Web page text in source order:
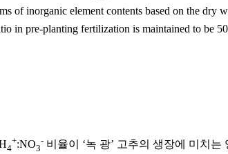
of inorganic element contents based on the
in pre-planting fertilization is maintained to be
4
+:NO3
- 비율이 ‘녹 광’ 고추의 생장에 미치